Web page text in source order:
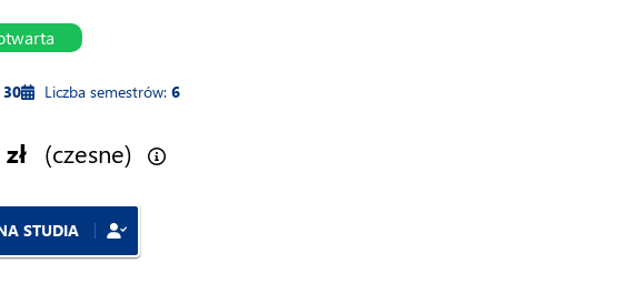
30 Liczba semestrów:6
(czesne)
STUDIA